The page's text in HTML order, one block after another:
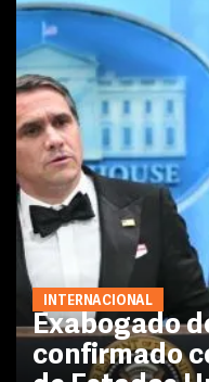
INTERNACIONAL
Exabogado
confirmado